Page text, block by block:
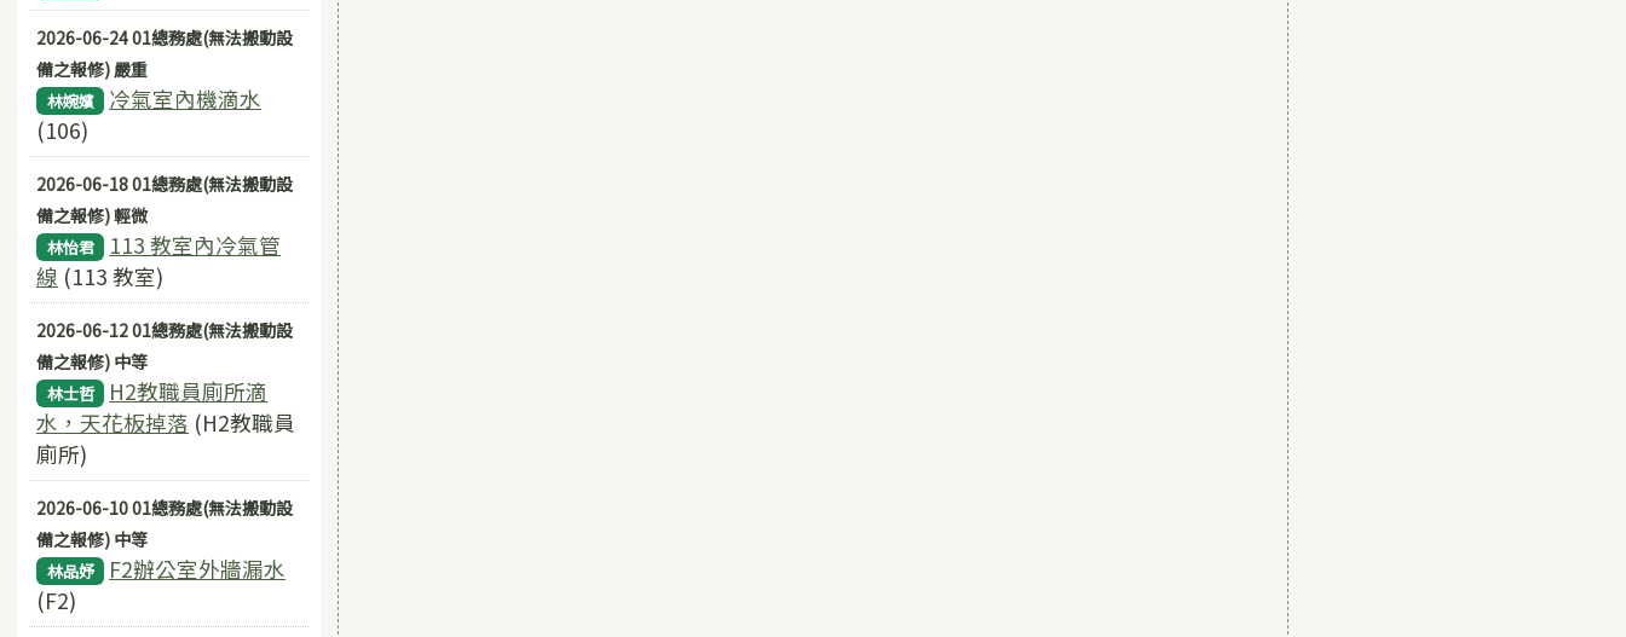
2026-06-24 01總務處(無法搬動設
備之報修) 嚴重
林婉嬪
冷氣室內機滴水
(106)
2026-06-18 01總務處(無法搬動設
備之報修) 輕微
林怡君
113 教室內冷氣管
線 (113 教室)
2026-06-12 01總務處(無法搬動設
備之報修) 中等
林士哲
H2教職員廁所滴
水，天花板掉落 (H2教職員
廁所)
2026-06-10 01總務處(無法搬動設
備之報修) 中等
林品妤
F2辦公室外牆漏水
(F2)